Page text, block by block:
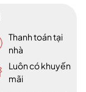
Thanh toán tại
nhà
Luôn có khuyến
mãi